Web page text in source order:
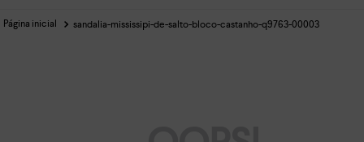
sandalia-mississipi-de-salto-bloco-castanho-q9763-00003